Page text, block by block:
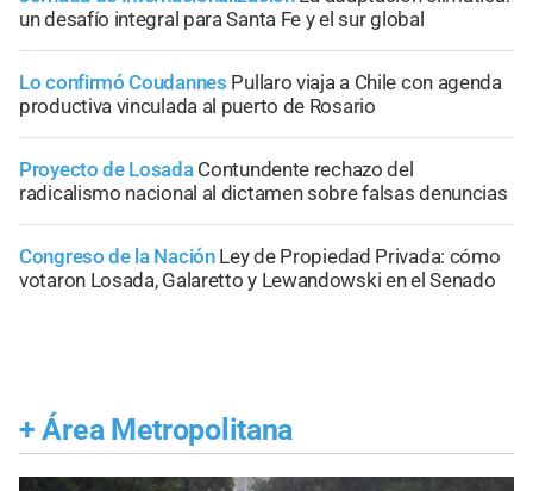
un desafío integral para Santa Fe y el sur global
Lo confirmó Coudannes Pullaro viaja a Chile con agenda
productiva vinculada al puerto de Rosario
Proyecto de Losada Contundente rechazo del
radicalismo nacional al dictamen sobre falsas denuncias
Congreso de la Nación Ley de Propiedad Privada: cómo
votaron Losada, Galaretto y Lewandowski en el Senado
+ Área Metropolitana